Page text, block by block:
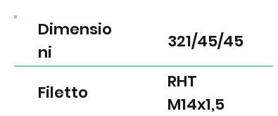
Filetto
Dimensio
ni
RHT
M14x1,5
321/45/45